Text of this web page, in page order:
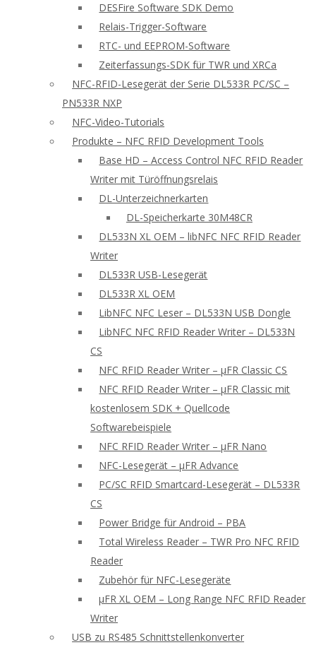
DESFire Software SDK Demo
Relais-Trigger-Software
RTC- und EEPROM-Software
Zeiterfassungs-SDK für TWR und XRCa
NFC-RFID-Lesegerät der Serie DL533R PC/SC –
PN533R NXP
NFC-Video-Tutorials
Produkte – NFC RFID Development Tools
Base HD – Access Control NFC RFID Reader
Writer mit Türöffnungsrelais
DL-Unterzeichnerkarten
DL-Speicherkarte 30M48CR
DL533N XL OEM – libNFC NFC RFID Reader
Writer
DL533R USB-Lesegerät
DL533R XL OEM
LibNFC NFC Leser – DL533N USB Dongle
LibNFC NFC RFID Reader Writer – DL533N
CS
NFC RFID Reader Writer – μFR Classic CS
NFC RFID Reader Writer – μFR Classic mit
kostenlosem SDK + Quellcode
Softwarebeispiele
NFC RFID Reader Writer – μFR Nano
NFC-Lesegerät – μFR Advance
PC/SC RFID Smartcard-Lesegerät – DL533R
CS
Power Bridge für Android – PBA
Total Wireless Reader – TWR Pro NFC RFID
Reader
Zubehör für NFC-Lesegeräte
μFR XL OEM – Long Range NFC RFID Reader
Writer
USB zu RS485 Schnittstellenkonverter